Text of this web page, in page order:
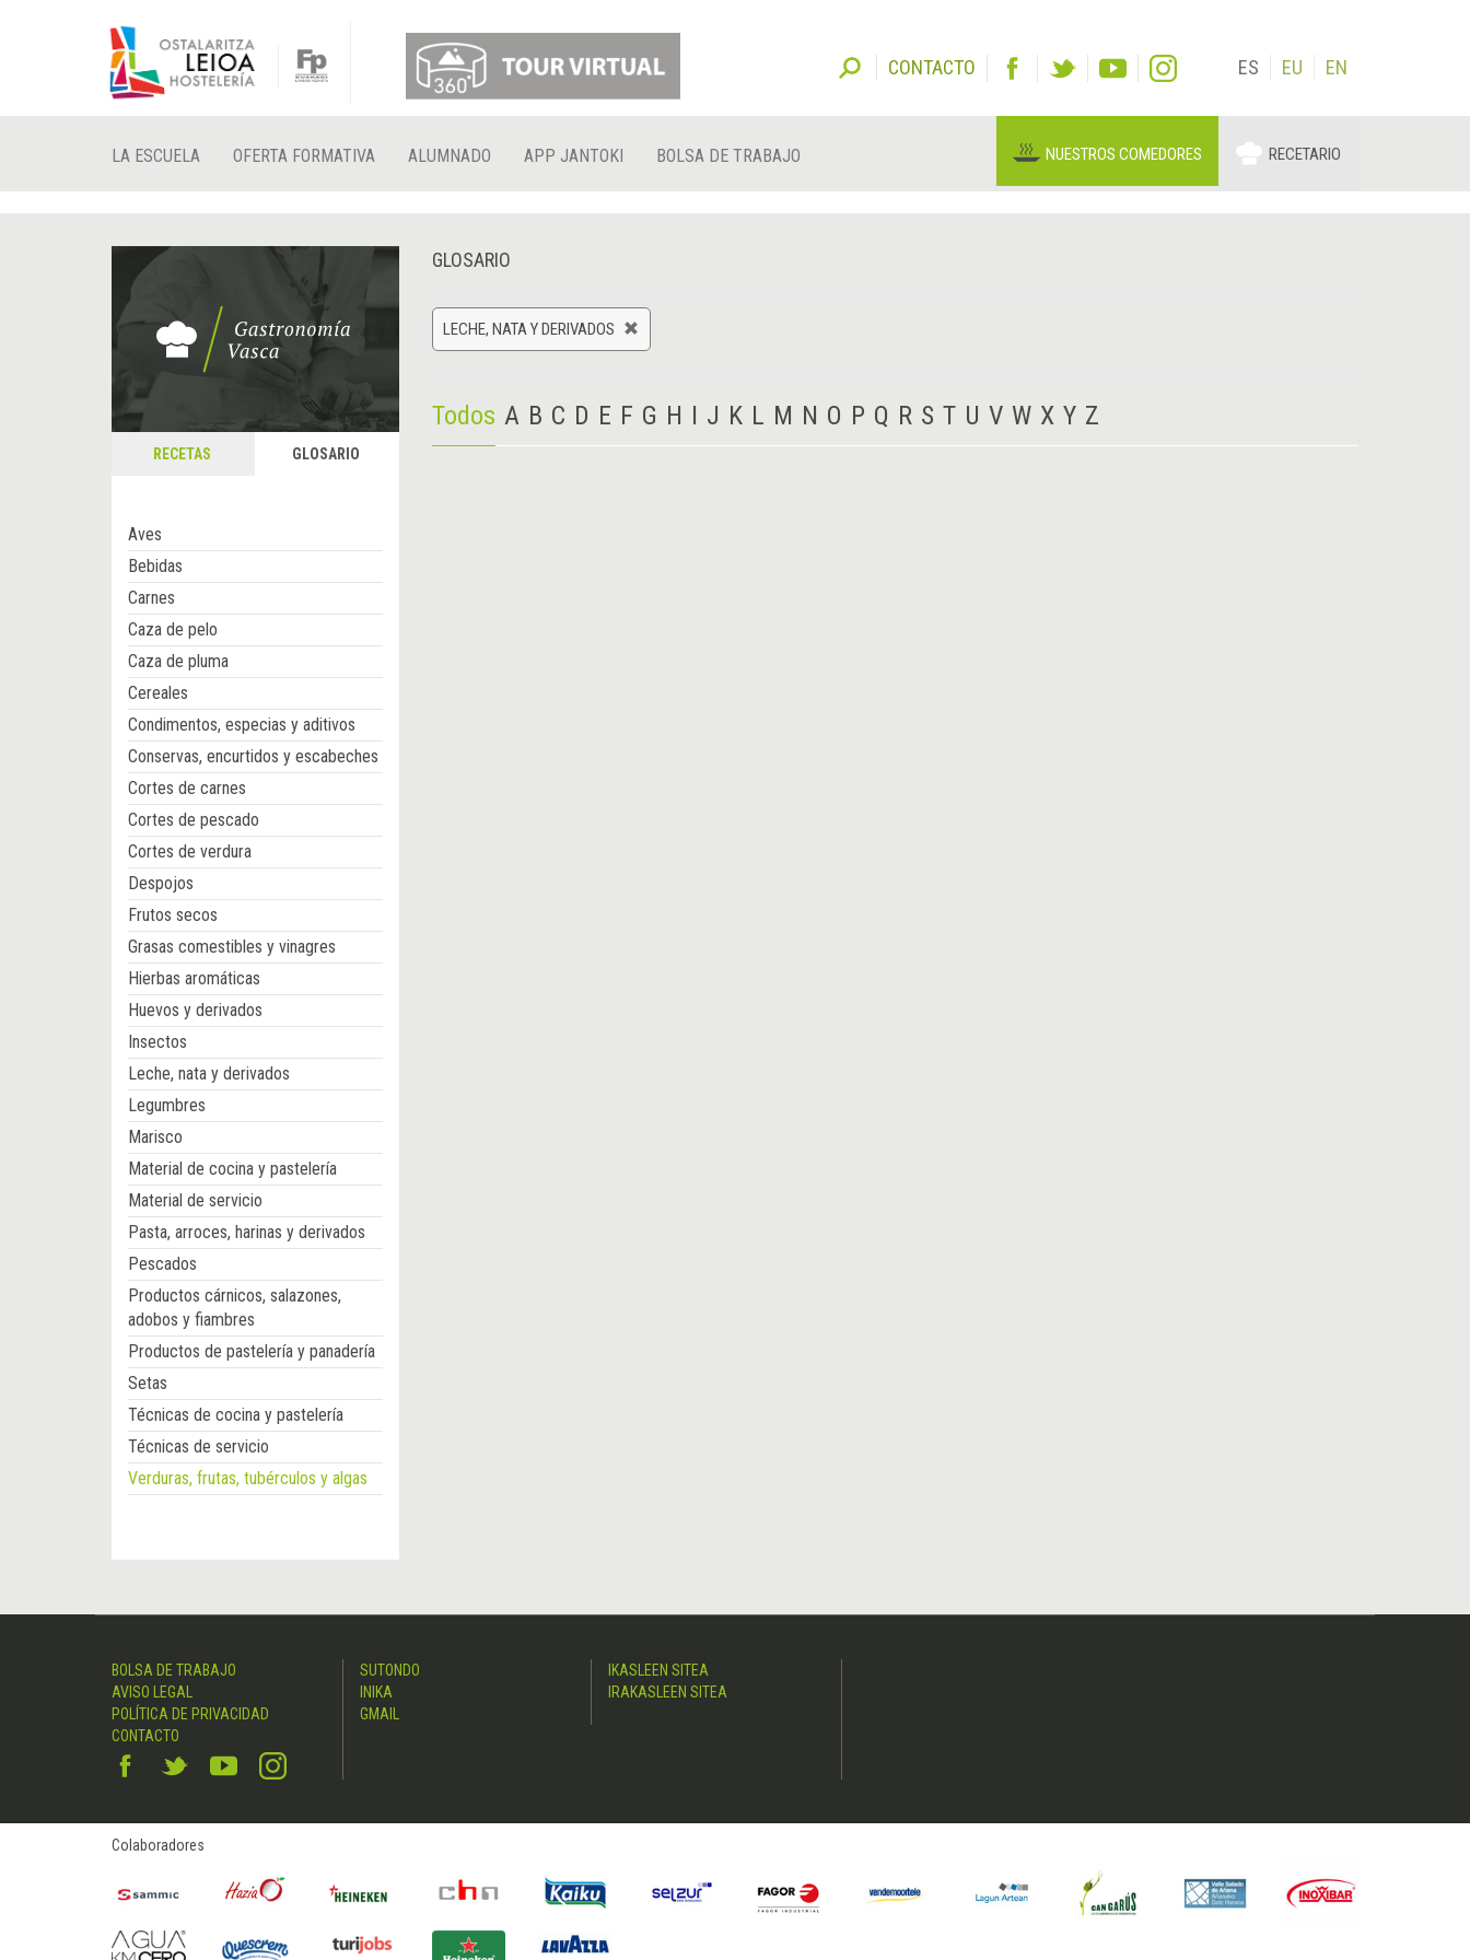
CONTACTO ES EU EN
LA ESCUELA OFERTA FORMATIVA ALUMNADO APP JANTOKI BOLSA DE TRABAJO NUESTROS COMEDORES RECETARIO
RECETAS GLOSARIO
Aves
Bebidas
Carnes
Caza de pelo
Caza de pluma
Cereales
Condimentos, especias y aditivos
Conservas, encurtidos y escabeches
Cortes de carnes
Cortes de pescado
Cortes de verdura
Despojos
Frutos secos
Grasas comestibles y vinagres
Hierbas aromáticas
Huevos y derivados
Insectos
Leche, nata y derivados
Legumbres
Marisco
Material de cocina y pastelería
Material de servicio
Pasta, arroces, harinas y derivados
Pescados
Productos cárnicos, salazones,
adobos y fiambres
Productos de pastelería y panadería
Setas
Técnicas de cocina y pastelería
Técnicas de servicio
Verduras, frutas, tubérculos y algas
GLOSARIO
LECHE, NATA Y DERIVADOS
Todos A B C D E F G H I J K L M N O P Q R S T U V W X Y Z
BOLSA DE TRABAJO
AVISO LEGAL
POLÍTICA DE PRIVACIDAD
CONTACTO
SUTONDO
INIKA
GMAIL
IKASLEEN SITEA
IRAKASLEEN SITEA
Colaboradores